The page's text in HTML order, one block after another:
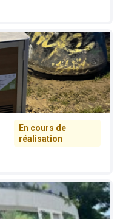
En cours de
réalisation